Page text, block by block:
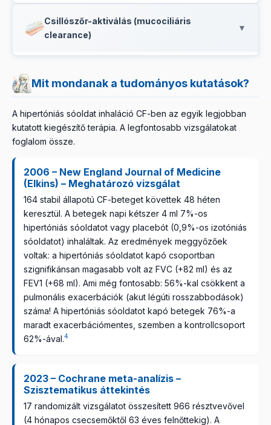
úgy, mintha egy besűrűsödött, ragacsos mézet vízzel
hígítanál – könnyebben folyik, könnyebben
egyes vizsgálatok szerint a hipertóniás sóoldat
gyulladáscsökkentő hatással is bír a légutakban. Ez
Csillószőr-aktiválás (mucociliáris
clearance)
▼
mozgásukkal a váladékot kifelé „söprik". CF-ben ezek
a csillószőrök elakadnak a sűrű váladékban. A
mozgatható, így a csillószőrök hatékonyabban
dolgozhatnak – ezt nevezik mucociliáris clearance
javításának.
Mit mondanak a tudományos kutatások?
A hipertóniás sóoldat inhaláció CF-ben az egyik legjobban
kutatott kiegészítő terápia. A legfontosabb vizsgálatokat
foglalom össze.
2006 – New England Journal of Medicine
(Elkins) – Meghatározó vizsgálat
164 stabil állapotú CF-beteget követtek 48 héten
keresztül. A betegek napi kétszer 4 ml 7%-os
hipertóniás sóoldatot vagy placebót (0,9%-os izotóniás
sóoldatot) inhaláltak. Az eredmények meggyőzőek
voltak: a hipertóniás sóoldatot kapó csoportban
szignifikánsan magasabb volt az FVC (+82 ml) és az
FEV1 (+68 ml). Ami még fontosabb: 56%-kal csökkent a
pulmonális exacerbációk (akut légúti rosszabbodások)
száma! A hipertóniás sóoldatot kapó betegek 76%-a
maradt exacerbációmentes, szemben a kontrollcsoport
62%-ával.4
2023 – Cochrane meta-analízis –
Szisztematikus áttekintés
17 randomizált vizsgálatot összesített 966 résztvevővel
(4 hónapos csecsemőktől 63 éves felnőttekig). A